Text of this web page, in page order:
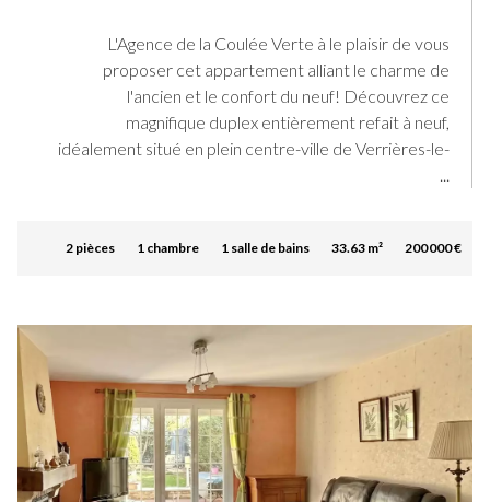
L'Agence de la Coulée Verte à le plaisir de vous
proposer cet appartement alliant le charme de
l'ancien et le confort du neuf! Découvrez ce
magnifique duplex entièrement refait à neuf,
idéalement situé en plein centre-ville de Verrières-le-
2 pièces 1 chambre 1 salle de bains 33.63 m² 200 000 €